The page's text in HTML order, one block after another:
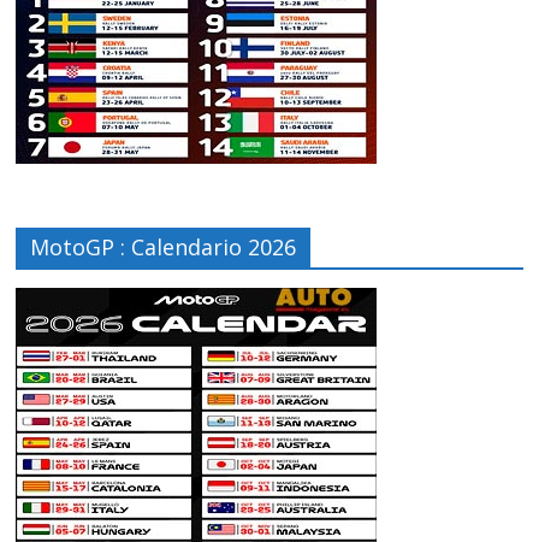
MotoGP : Calendario 2026